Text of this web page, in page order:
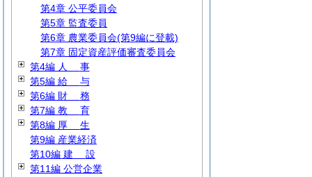
第4章 公平委員会
第5章 監査委員
第6章 農業委員会(第9編に登載)
第7章 固定資産評価審査委員会
第4編 人 事
第5編 給 与
第6編 財 務
第7編 教 育
第8編 厚 生
第9編 産業経済
第10編 建 設
第11編 公営企業